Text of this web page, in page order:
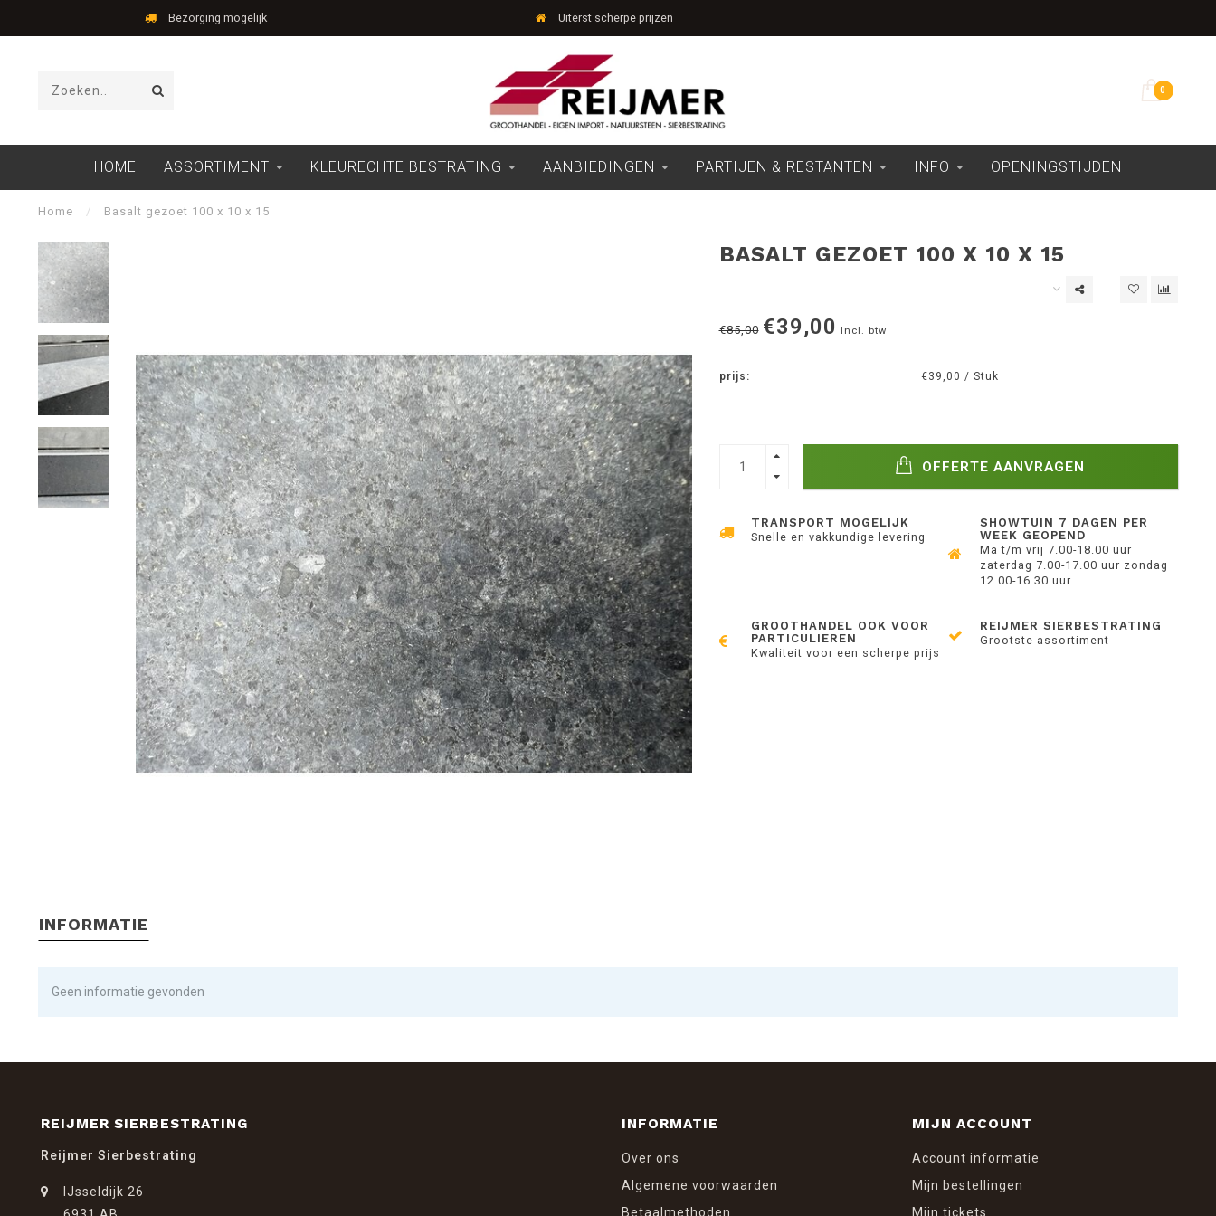
Bezorging mogelijk Uiterst scherpe prijzen
0
HOME ASSORTIMENT KLEURECHTE BESTRATING AANBIEDINGEN PARTIJEN & RESTANTEN INFO OPENINGSTIJDEN
Home / Basalt gezoet 100 x 10 x 15
BASALT GEZOET 100 X 10 X 15
€85,00 €39,00 Incl. btw
prijs: €39,00 / Stuk
OFFERTE AANVRAGEN
TRANSPORT MOGELIJK
Snelle en vakkundige levering
SHOWTUIN 7 DAGEN PER
WEEK GEOPEND
Ma t/m vrij 7.00-18.00 uur
zaterdag 7.00-17.00 uur zondag
12.00-16.30 uur
GROOTHANDEL OOK VOOR
PARTICULIEREN
Kwaliteit voor een scherpe prijs
REIJMER SIERBESTRATING
Grootste assortiment
INFORMATIE
Geen informatie gevonden
REIJMER SIERBESTRATING
Reijmer Sierbestrating
IJsseldijk 26
INFORMATIE
Over ons
Algemene voorwaarden
Betaalmethoden
MIJN ACCOUNT
Account informatie
Mijn bestellingen
Mijn tickets